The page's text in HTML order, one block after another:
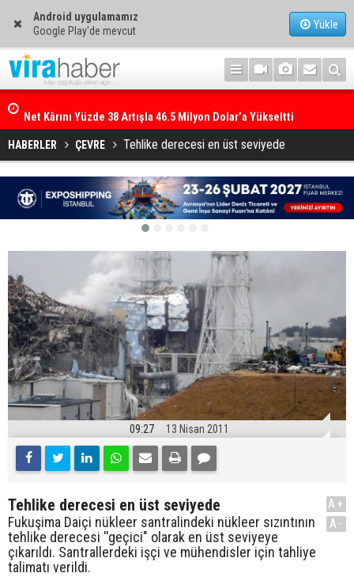
Android uygulamamız
Google Play'de mevcut
Yükle
Net Kârını Yüzde 38 Artışla 46.5 Milyon Dolar’a Yükseltti
HABERLER ÇEVRE Tehlike derecesi en üst seviyede
09:27 13 Nisan 2011
Tehlike derecesi en üst seviyede
Fukuşima Daiçi nükleer santralindeki nükleer sızıntının
tehlike derecesi ''geçici" olarak en üst seviyeye
çıkarıldı. Santrallerdeki işçi ve mühendisler için tahliye
talimatı verildi.
A+
A-